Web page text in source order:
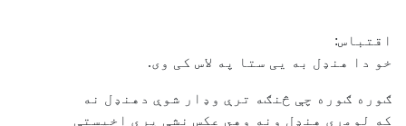
اقتباس:
خو دا هنډل به یی ستا په لاس کی وی.
ګوره ګوره چې څنګه ترې وډار شوې دهنډل نه
که لومړی هنډل ونه وهي عکس نشې پرې اخیستې